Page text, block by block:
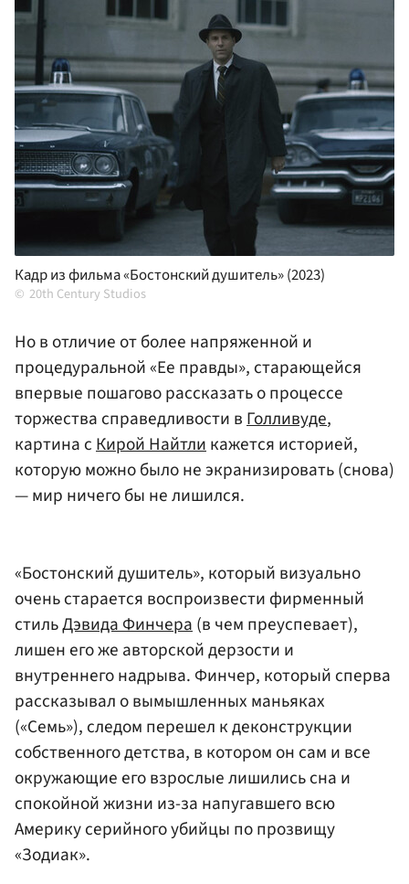
Кадр из фильма «Бостонский душитель» (2023)
20th Century Studios
Но в отличие от более напряженной и
процедуральной «Ее правды», старающейся
впервые пошагово рассказать о процессе
торжества справедливости вГолливуде,
картина сКирой Найтликажется историей,
которую можно было не экранизировать (снова)
— мир ничего бы не лишился.
«Бостонский душитель», который визуально
очень старается воспроизвести фирменный
стильДэвида Финчера(в чем преуспевает),
лишен его же авторской дерзости и
внутреннего надрыва. Финчер, который сперва
рассказывал о вымышленных маньяках
(«Семь»), следом перешел к деконструкции
собственного детства, в котором он сам и все
окружающие его взрослые лишились сна и
спокойной жизни из-за напугавшего всю
Америку серийного убийцы по прозвищу
«Зодиак».